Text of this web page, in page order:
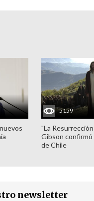
5159
"La
Gibson
de Chile
newsletter